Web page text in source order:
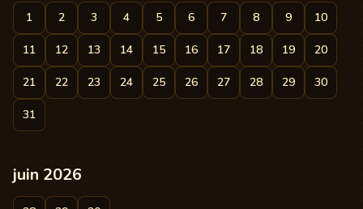
1 2 3 4 5 6 7 8 9 10
11 12 13 14 15 16 17 18 19 20
21 22 23 24 25 26 27 28 29 30
31
juin 2026